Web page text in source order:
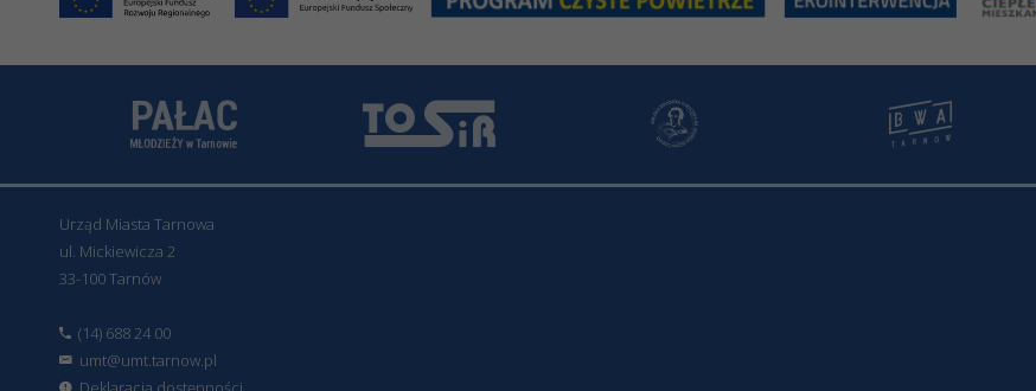
Urząd Miasta Tarnowa
ul. Mickiewicza 2
33-100 Tarnów
(14) 688 24 00
umt@umt.tarnow.pl